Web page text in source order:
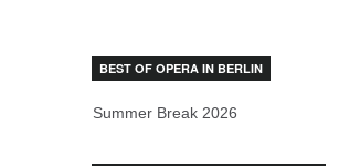
BEST OF OPERA IN BERLIN
Summer Break 2026